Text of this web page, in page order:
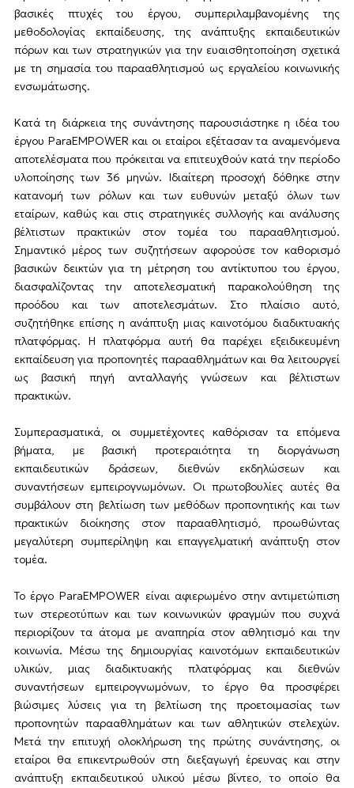
βασικές πτυχές του έργου, συμπεριλαμβανομένης της
μεθοδολογίας εκπαίδευσης, της ανάπτυξης εκπαιδευτικών
πόρων και των στρατηγικών για την ευαισθητοποίηση σχετικά
με τη σημασία του παρααθλητισμού ως εργαλείου κοινωνικής
ενσωμάτωσης.
Κατά τη διάρκεια της συνάντησης παρουσιάστηκε η ιδέα του
έργου ParaEMPOWER και οι εταίροι εξέτασαν τα αναμενόμενα
αποτελέσματα που πρόκειται να επιτευχθούν κατά την περίοδο
υλοποίησης των 36 μηνών. Ιδιαίτερη προσοχή δόθηκε στην
κατανομή των ρόλων και των ευθυνών μεταξύ όλων των
εταίρων, καθώς και στις στρατηγικές συλλογής και ανάλυσης
βέλτιστων πρακτικών στον τομέα του παρααθλητισμού.
Σημαντικό μέρος των συζητήσεων αφορούσε τον καθορισμό
βασικών δεικτών για τη μέτρηση του αντίκτυπου του έργου,
διασφαλίζοντας την αποτελεσματική παρακολούθηση της
προόδου και των αποτελεσμάτων. Στο πλαίσιο αυτό,
συζητήθηκε επίσης η ανάπτυξη μιας καινοτόμου διαδικτυακής
πλατφόρμας. Η πλατφόρμα αυτή θα παρέχει εξειδικευμένη
εκπαίδευση για προπονητές παρααθλημάτων και θα λειτουργεί
ως βασική πηγή ανταλλαγής γνώσεων και βέλτιστων
πρακτικών.
Συμπερασματικά, οι συμμετέχοντες καθόρισαν τα επόμενα
βήματα, με βασική προτεραιότητα τη διοργάνωση
εκπαιδευτικών δράσεων, διεθνών εκδηλώσεων και
συναντήσεων εμπειρογνωμόνων. Οι πρωτοβουλίες αυτές θα
συμβάλουν στη βελτίωση των μεθόδων προπονητικής και των
πρακτικών διοίκησης στον παρααθλητισμό, προωθώντας
μεγαλύτερη συμπερίληψη και επαγγελματική ανάπτυξη στον
τομέα.
Το έργο ParaEMPOWER είναι αφιερωμένο στην αντιμετώπιση
των στερεοτύπων και των κοινωνικών φραγμών που συχνά
περιορίζουν τα άτομα με αναπηρία στον αθλητισμό και την
κοινωνία. Μέσω της δημιουργίας καινοτόμων εκπαιδευτικών
υλικών, μιας διαδικτυακής πλατφόρμας και διεθνών
συναντήσεων εμπειρογνωμόνων, το έργο θα προσφέρει
βιώσιμες λύσεις για τη βελτίωση της προετοιμασίας των
προπονητών παρααθλημάτων και των αθλητικών στελεχών.
Μετά την επιτυχή ολοκλήρωση της πρώτης συνάντησης, οι
εταίροι θα επικεντρωθούν στη διεξαγωγή έρευνας και στην
ανάπτυξη εκπαιδευτικού υλικού μέσω βίντεο, το οποίο θα